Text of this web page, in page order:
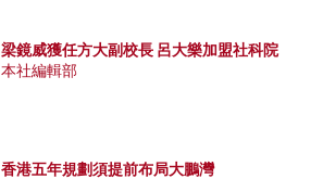
梁鏡威獲任方大副校長 呂大樂加盟社科院
本社編輯部
香港五年規劃須提前布局大鵬灣